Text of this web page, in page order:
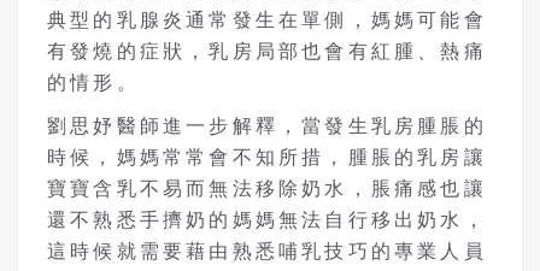
典型的乳腺炎通常發生在單側，媽媽可能會
有發燒的症狀，乳房局部也會有紅腫、熱痛
的情形。
劉思妤醫師進一步解釋，當發生乳房腫脹的
時候，媽媽常常會不知所措，腫脹的乳房讓
寶寶含乳不易而無法移除奶水，脹痛感也讓
還不熟悉手擠奶的媽媽無法自行移出奶水，
這時候就需要藉由熟悉哺乳技巧的專業人員